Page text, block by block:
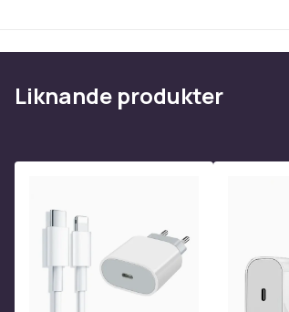
Liknande produkter